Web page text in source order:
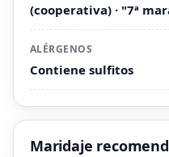
(cooperativa) · "7ª
ALÉRGENOS
Contiene sulfitos
Maridaje